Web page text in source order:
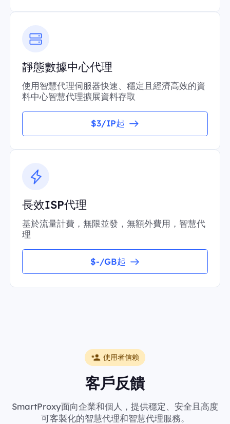
靜態數據中心代理
使用智慧代理伺服器快速、穩定且經濟高效的資
料中心智慧代理擴展資料存取
$3/IP起
長效ISP代理
基於流量計費，無限並發，無額外費用，智慧代
理
$-/GB起
使用者信賴
客戶反饋
SmartProxy面向企業和個人，提供穩定、安全且高度
可客製化的智慧代理和智慧代理服務。